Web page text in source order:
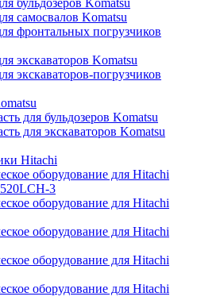
бульдозеров Komatsu
самосвалов Komatsu
фронтальных погрузчиков
экскаваторов Komatsu
экскаваторов-погрузчиков
для бульдозеров Komatsu
для экскаваторов Komatsu
Hitachi
оборудование для Hitachi
3
оборудование для Hitachi
оборудование для Hitachi
оборудование для Hitachi
оборудование для Hitachi